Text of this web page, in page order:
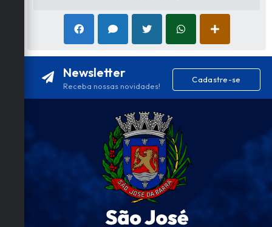
Newsletter
Receba nossas novidades!
Cadastre-se